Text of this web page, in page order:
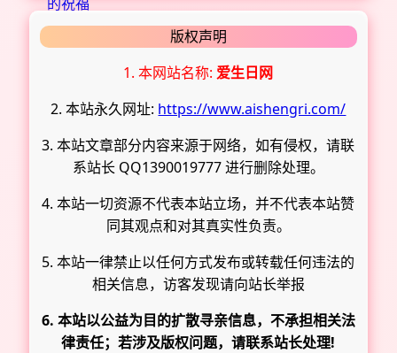
版权声明
1. 本网站名称: 爱生日网
2. 本站永久网址: https://www.aishengri.com/
3. 本站文章部分内容来源于网络，如有侵权，请联
系站长 QQ1390019777 进行删除处理。
4. 本站一切资源不代表本站立场，并不代表本站赞
同其观点和对其真实性负责。
5. 本站一律禁止以任何方式发布或转载任何违法的
相关信息，访客发现请向站长举报
6. 本站以公益为目的扩散寻亲信息，不承担相关法
律责任；若涉及版权问题，请联系站长处理!